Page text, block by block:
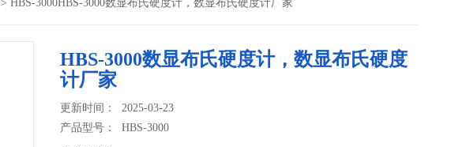
> HBS-3000HBS-3000数显布氏硬度计，数显布氏硬度计厂家
HBS-3000数显布氏硬度计，数显布氏硬度
计厂家
更新时间： 2025-03-23
产品型号：HBS-3000